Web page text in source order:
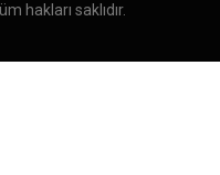
hakları saklıdır.